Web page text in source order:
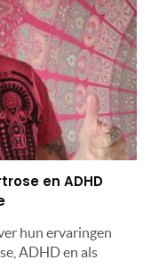
en ADHD
hun ervaringen
ADHD en als